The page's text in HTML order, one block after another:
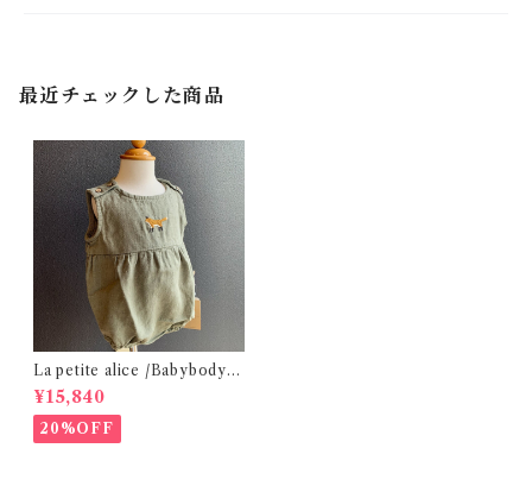
最近チェックした商品
La petite alice /Babybody /
Silver green ×FOX(きつね)
12m
¥15,840
20%OFF